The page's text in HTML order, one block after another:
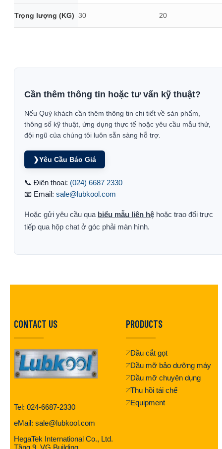
Trọng lượng (KG) 30 20
Cần thêm thông tin hoặc tư vấn kỹ thuật?
Nếu Quý khách cần thêm thông tin chi tiết về sản phẩm,
thông số kỹ thuật, ứng dụng thực tế hoặc yêu cầu mẫu thử,
đội ngũ của chúng tôi luôn sẵn sàng hỗ trợ.
❯Yêu Cầu Báo Giá
📞 Điện thoại: (024) 6687 2330
📧 Email: sale@lubkool.com
Hoặc gửi yêu cầu qua biểu mẫu liên hệ hoặc trao đổi trực
tiếp qua hộp chat ở góc phải màn hình.
CONTACT US
Tel: 024-6687-2330
eMail: sale@lubkool.com
HegaTek International Co., Ltd.
Tầng 9, VG Building,
PRODUCTS
Dầu cắt gọt
Dầu mỡ bảo dưỡng máy
Dầu mỡ chuyên dụng
Thu hồi tái chế
Equipment